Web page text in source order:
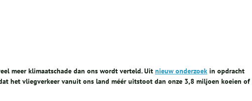
meer klimaatschade dan ons wordt verteld. Uit nieuw onderzoek in opdracht
het vliegverkeer vanuit ons land méér uitstoot dan onze 3,8 miljoen koeien of